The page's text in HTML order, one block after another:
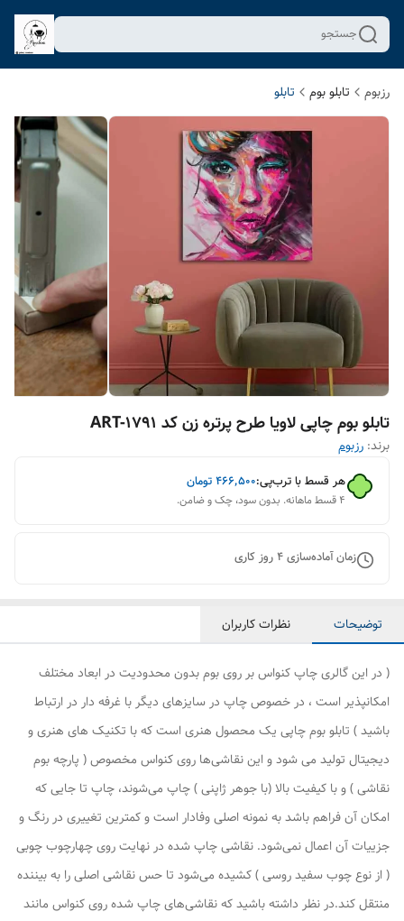
جستجو
رزبوم تابلو بوم تابلو
تابلو بوم چاپی لاویا طرح پرتره زن کد ART-1791
برند: رزبوم
هر قسط با ترب‌پی:۴۶۶٬۵۰۰تومان
۴ قسط ماهانه. بدون سود، چک و ضامن.
زمان آماده‌سازی4روز کاری
توضیحات نظرات کاربران
( در این گالری چاپ کنواس بر روی بوم بدون محدودیت در ابعاد مختلف
امکانپذیر است ، در خصوص چاپ در سایزهای دیگر با غرفه دار در ارتباط
باشید ) تابلو بوم چاپی یک محصول هنری است که با تکنیک های هنری و
دیجیتال تولید می شود و این نقاشی‌ها روی کنواس مخصوص ( پارچه بوم
نقاشی ) و با کیفیت بالا (با جوهر ژاپنی ) چاپ می‌شوند، چاپ تا جایی که
امکان آن فراهم باشد به نمونه اصلی وفادار است و کمترین تغییری در رنگ و
جزییات آن اعمال نمی‌شود. نقاشی چاپ شده در نهایت روی چهارچوب چوبی
( از نوع چوب سفید روسی ) کشیده می‌شود تا حس نقاشی اصلی را به بیننده
منتقل کند.در نظر داشته باشید که نقاشی‌های چاپ شده روی کنواس مانند